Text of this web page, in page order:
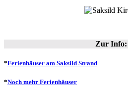
Zur Info:
*Ferienhäuser am Saksild Strand
*Noch mehr Ferienhäuser